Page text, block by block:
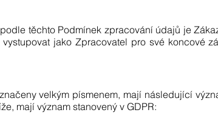
těchto Podmínek zpracování údajů je
jako Zpracovatel pro své koncové
velkým písmenem, mají následující
mají význam stanovený v GDPR: